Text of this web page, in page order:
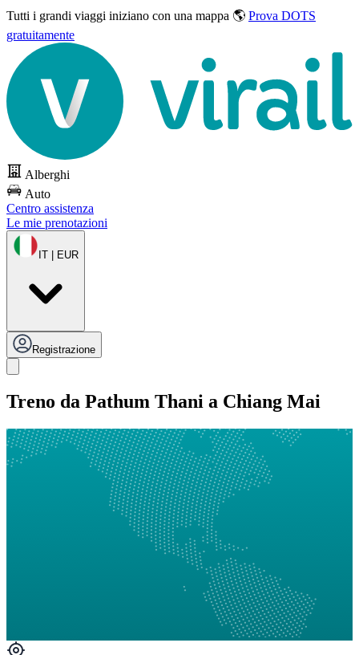
Tutti i grandi viaggi iniziano con una mappa 🌎 Prova DOTS
gratuitamente
Alberghi
Auto
Centro assistenza
Le mie prenotazioni
IT | EUR
Registrazione
Treno da Pathum Thani a Chiang Mai